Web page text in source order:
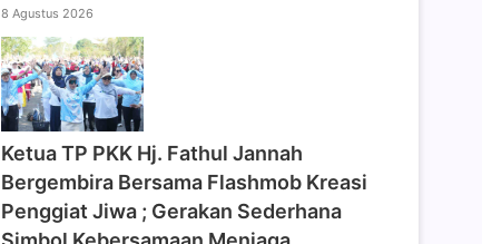
8 Agustus 2026
‎Ketua TP PKK Hj. Fathul Jannah
Bergembira Bersama Flashmob Kreasi
Penggiat Jiwa ; Gerakan Sederhana